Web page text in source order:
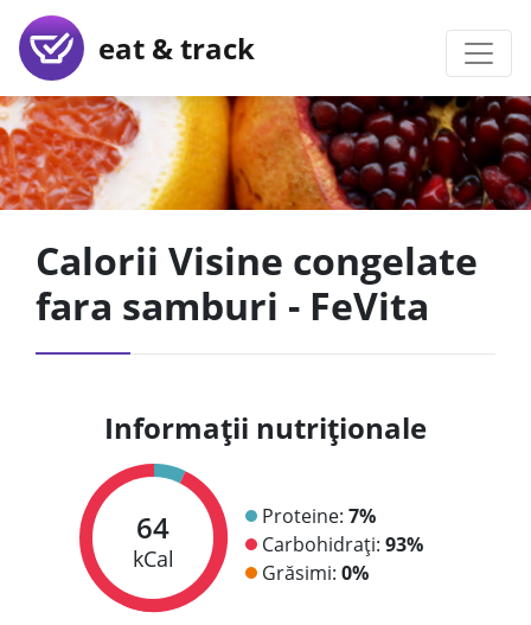
eat & track
Calorii Visine congelate
fara samburi - FeVita
Informații nutriționale
64
kCal
Proteine: 7%
Carbohidrați: 93%
Grăsimi: 0%